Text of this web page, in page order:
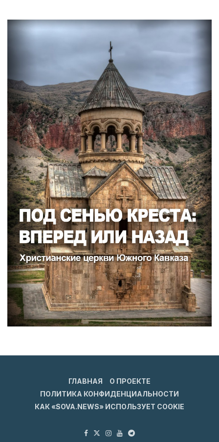
ГЛАВНАЯ
О ПРОЕКТЕ
ПОЛИТИКА КОНФИДЕНЦИАЛЬНОСТИ
КАК «SOVA.NEWS» ИСПОЛЬЗУЕТ COOKIE